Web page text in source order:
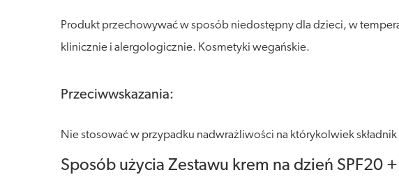
Produkt przechowywać w sposób niedostępny dla dzieci, w
klinicznie i alergologicznie. Kosmetyki wegańskie.
Przeciwwskazania:
Nie stosować w przypadku nadwrażliwości na którykolwiek
Sposób użycia Zestawu krem na dzień SPF20